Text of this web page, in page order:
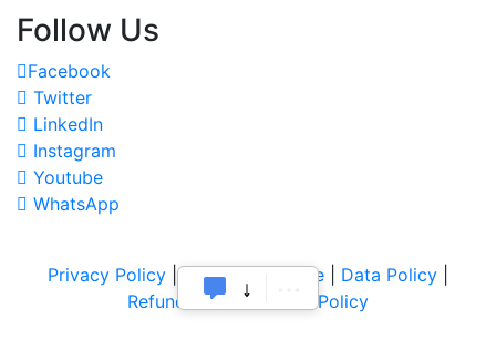
Follow Us
Facebook
Twitter
LinkedIn
Instagram
Youtube
WhatsApp
Privacy Policy |Terms of Service Data Policy
Refund & Cancellation Policy